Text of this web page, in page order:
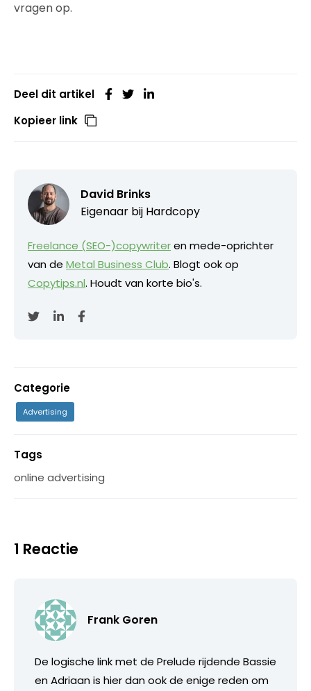
vragen op.
Deel dit artikel
Kopieer link
David Brinks
Eigenaar bij Hardcopy
Freelance (SEO-)copywriteren mede-oprichter
van de Metal Business Club. Blogt ook op
Copytips.nl. Houdt van korte bio's.
Categorie
Advertising
Tags
online advertising
1 Reactie
Frank Goren
De logische link met de Prelude rijdende Bassie
en Adriaan is hier dan ook de enige reden om